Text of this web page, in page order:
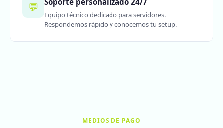
💬 Soporte personalizado 24/7
Equipo técnico dedicado para servidores.
Respondemos rápido y conocemos tu setup.
MEDIOS DE PAGO